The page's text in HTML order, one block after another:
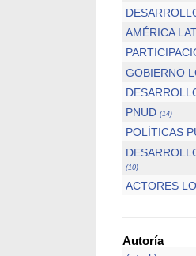
AMÉRICA
GOBIERNO
PNUD (14)
POLÍTICAS
(10)
ACTORES
Autoría